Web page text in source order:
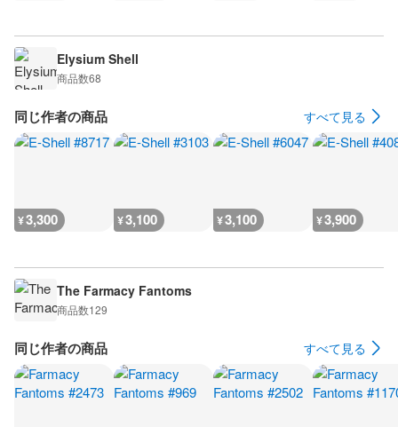
Elysium Shell
商品数68
同じ作者の商品 すべて見る
¥3,300 ¥3,100 ¥3,100 ¥3,900
The Farmacy Fantoms
商品数129
同じ作者の商品 すべて見る